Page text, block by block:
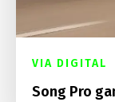
VIA DIGITAL
Song Pro